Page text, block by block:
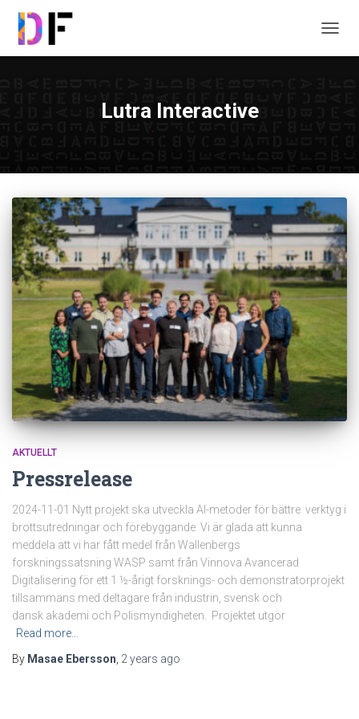
Lutra Interactive
AKTUELLT
Pressrelease
2024-11-01 Nytt projekt ska utveckla AI-metoder för bättre verktyg i
brottsutredningar och förebyggande Vi är glada att kunna
meddela att vi har fått medel från Wallenbergs
forskningssatsning WASP samt från Vinnova Avancerad
Digitalisering för ett 1 ½-årigt forsknings- och demonstratorprojekt
tillsammans med deltagare från industrin, svensk och
dansk akademi och Polismyndigheten. Projektet utgör
Read more…
By Masae Ebersson 2 years ago